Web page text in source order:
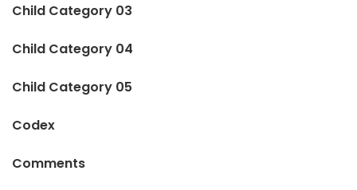
Child Category 03
Child Category 04
Child Category 05
Codex
Comments